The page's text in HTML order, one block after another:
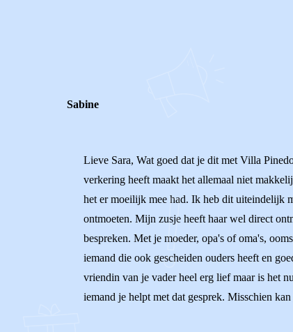
Sabine
Lieve Sara, Wat goed dat je dit met Villa
verkering heeft maakt het allemaal niet
het er moeilijk mee had. Ik heb dit uiteindelijk
ontmoeten. Mijn zusje heeft haar wel direct
bespreken. Met je moeder, opa's of oma's,
iemand die ook gescheiden ouders heeft en
vriendin van je vader heel erg lief maar is het
iemand je helpt met dat gesprek. Misschien